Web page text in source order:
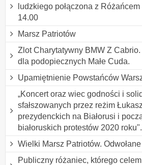
ludzkiego połączona z Różańcem
14.00
Marsz Patriotów
Zlot Charytatywny BMW Z
dla podopiecznych Małe Cuda.
Upamiętnienie Powstańców
„Koncert oraz wiec godności i
sfałszowanych przez reżim
prezydenckich na Białorusi i
białoruskich protestów 2020 roku".
Wielki Marsz Patriotów. Odwołane
Publiczny różaniec, którego